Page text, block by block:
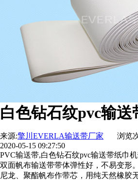
白色钻石纹pvc输送
来源:擎川EVERLA输送带厂家 浏览次
2020-05-15 09:27:50
PVC输送带,白色钻石纹pvc输送带纸巾
双面帆布输送带带体弹性好，不易变形
尼龙、聚酯帆布作带芯，用纯天然橡胶